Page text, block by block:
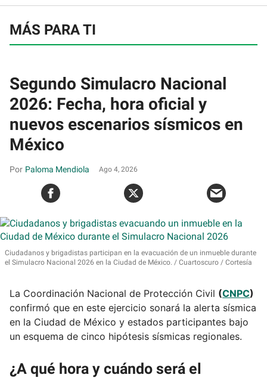
MÁS PARA TI
Segundo Simulacro Nacional
2026: Fecha, hora oficial y
nuevos escenarios sísmicos en
México
Paloma Mendiola Ago 4, 2026
Ciudadanos y brigadistas participan en la evacuación de un inmueble durante
el Simulacro Nacional 2026 en la Ciudad de México.
Cuartoscuro / Cortesía
La Coordinación Nacional de Protección Civil (CNPC)
confirmó que en este ejercicio sonará la alerta sísmica
en la Ciudad de México y estados participantes bajo
un esquema de cinco hipótesis sísmicas regionales.
¿A qué hora y cuándo será el